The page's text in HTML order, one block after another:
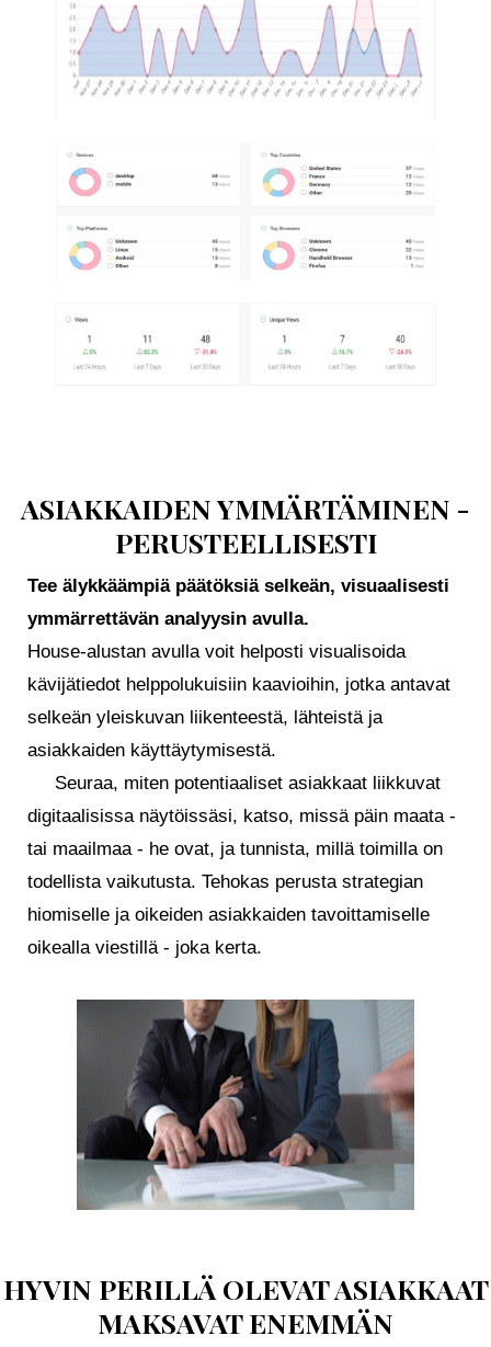
ASIAKKAIDEN YMMÄRTÄMINEN -
PERUSTEELLISESTI
Tee älykkäämpiä päätöksiä selkeän, visuaalisesti
ymmärrettävän analyysin avulla.
House-alustan avulla voit helposti visualisoida
kävijätiedot helppolukuisiin kaavioihin, jotka antavat
selkeän yleiskuvan liikenteestä, lähteistä ja
asiakkaiden käyttäytymisestä.
Seuraa, miten potentiaaliset asiakkaat liikkuvat
digitaalisissa näytöissäsi, katso, missä päin maata -
tai maailmaa - he ovat, ja tunnista, millä toimilla on
todellista vaikutusta. Tehokas perusta strategian
hiomiselle ja oikeiden asiakkaiden tavoittamiselle
oikealla viestillä - joka kerta.
HYVIN PERILLÄ OLEVAT ASIAKKAAT
MAKSAVAT ENEMMÄN